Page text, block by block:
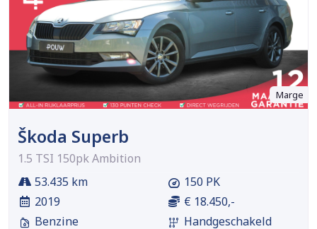
Marge
Škoda Superb
1.5 TSI 150pk Ambition
53.435 km
2019
Benzine
150 PK
€ 18.450,-
Handgeschakeld